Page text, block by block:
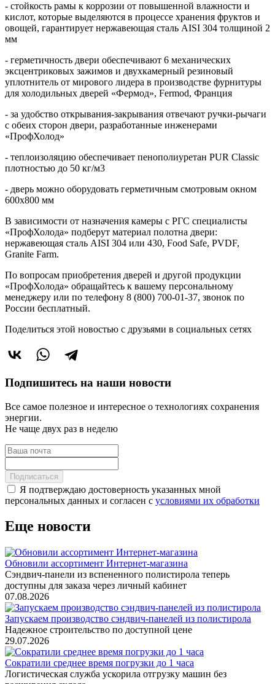
- стойкость рамы к коррозии от повышенной влажности и
кислот, которые выделяются в процессе хранения фруктов и
овощей, гарантирует нержавеющая сталь AISI 304 толщиной 2
мм
- герметичность двери обеспечивают 6 механических
эксцентриковых зажимов и двухкамерный резиновый
уплотнитель от мирового лидера в производстве фурнитуры
для холодильных дверей «Фермод», Fermod, Франция
- за удобство открывания-закрывания отвечают ручки-рычаги
с обеих сторон двери, разработанные инженерами
«ПрофХолод»
- теплоизоляцию обеспечивает пенополиуретан PUR Classic
плотностью до 50 кг/м3
- дверь можно оборудовать герметичным смотровым окном
600х800 мм
В зависимости от назначения камеры с РГС специалисты
«ПрофХолода» подберут материал полотна двери:
нержавеющая сталь AISI 304 или 430, Food Safe, PVDF,
Granite Farm.
По вопросам приобретения дверей и другой продукции
«ПрофХолода» обращайтесь к вашему персональному
менеджеру или по телефону 8 (800) 700-01-37, звонок по
России бесплатный.
Поделиться этой новостью с друзьями в социальных сетях
Подпишитесь на наши новости
Все самое полезное и интересное о технологиях сохранения
энергии.
Не чаще двух раз в неделю
Подписаться
Я подтверждаю достоверность указанных мной
персональных данных и согласен с условиями их обработки
Еще новости
Обновили ассортимент Интернет-магазина
Сэндвич-панели из вспененного полистирола теперь
доступны для заказа через личный кабинет
07.08.2026
Запускаем производство сэндвич-панелей из полистирола
Надежное строительство по доступной цене
29.07.2026
Сократили среднее время погрузки до 1 часа
Логистическая служба ускорила отгрузку машин без